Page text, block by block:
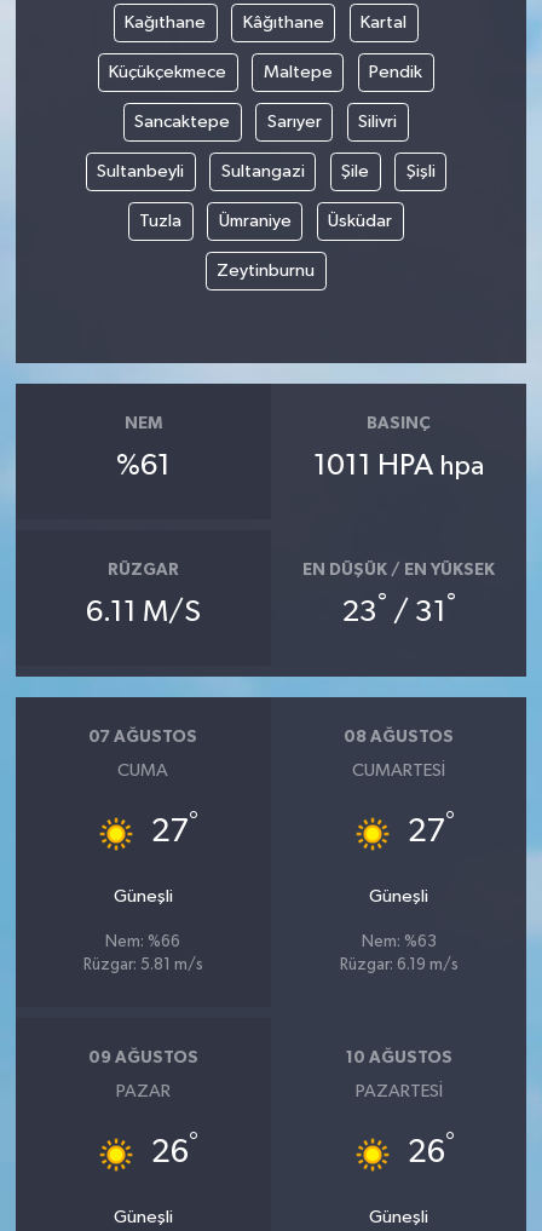
Kağıthane Kâğıthane Kartal
Küçükçekmece Maltepe Pendik
Sancaktepe Sarıyer Silivri
Sultanbeyli Sultangazi Şile Şişli
Tuzla Ümraniye Üsküdar
Zeytinburnu
NEM
%61
BASINÇ
1011 HPA hpa
RÜZGAR
6.11 M/S
EN DÜŞÜK / EN YÜKSEK
23° / 31 °
07 AĞUSTOS
CUMA
27°
Güneşli
Nem: %66
Rüzgar: 5.81 m/s
08 AĞUSTOS
CUMARTESI
27°
Güneşli
Nem: %63
Rüzgar: 6.19 m/s
09 AĞUSTOS
PAZAR
26°
Güneşli
10 AĞUSTOS
PAZARTESI
26°
Güneşli